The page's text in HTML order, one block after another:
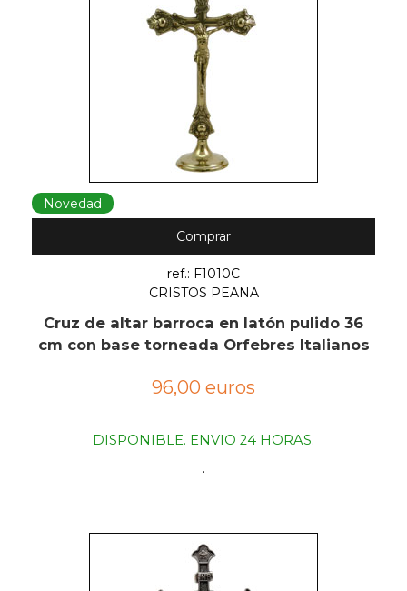
Novedad
Comprar
ref.: F1010C
CRISTOS PEANA
Cruz de altar barroca en latón pulido 36
cm con base torneada Orfebres Italianos
96,00 euros
DISPONIBLE. ENVIO 24 HORAS.
.